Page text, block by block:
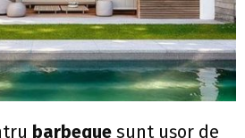
barbeque sunt ușor de